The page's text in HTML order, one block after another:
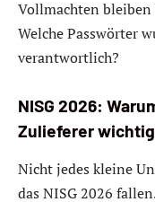
Vollmachten bleiben
Welche Passwörter
verantwortlich?
NISG 2026:
Zulieferer
Nicht jedes kleine
das NISG 2026